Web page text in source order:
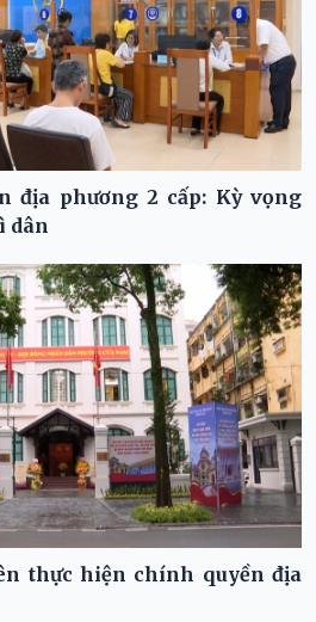
địa phương 2 cấp: Kỳ vọng
dân
thực hiện chính quyền địa